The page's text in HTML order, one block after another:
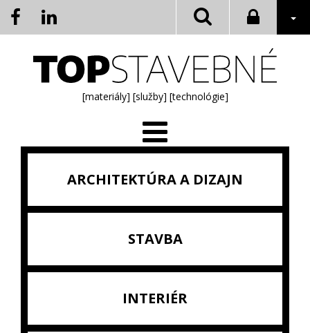
[materiály] [služby] [technológie]
ARCHITEKTÚRA A DIZAJN
STAVBA
INTERIÉR